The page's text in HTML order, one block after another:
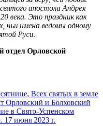
апостола Андрея
века. Это праздник как
чьи имена ведомы одному
Руси.
отдел Орловской